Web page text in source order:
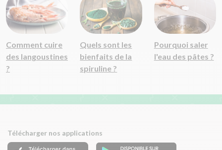
Comment cuire
des langoustines
?
Quels sont les
bienfaits de la
spiruline ?
Pourquoi saler
l'eau des pâtes ?
Télécharger nos applications